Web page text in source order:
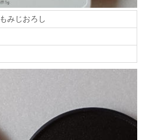
みじおろし